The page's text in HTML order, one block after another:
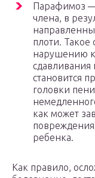
Парафимоз —
члена, в
плоти. Такое
нарушению
сдавливания
становится
головки
как может
ребенка.
Как правило,